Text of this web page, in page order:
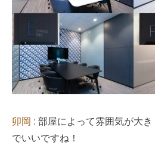
卯岡 : 部屋によって雰囲気が大
でいいですね！